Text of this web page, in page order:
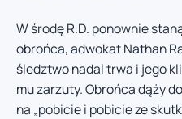
W środę R.D. ponownie
obrońca, adwokat Nathan
śledztwo nadal trwa i jego
mu zarzuty. Obrońca dąży
na „pobicie i pobicie ze